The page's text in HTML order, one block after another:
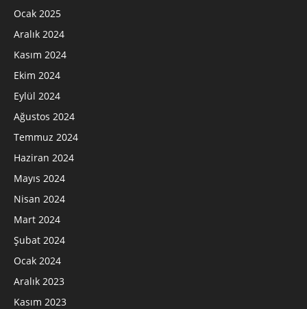
Ocak 2025
Aralık 2024
Kasım 2024
Ekim 2024
Eylül 2024
Ağustos 2024
Temmuz 2024
Haziran 2024
Mayıs 2024
Nisan 2024
Mart 2024
Şubat 2024
Ocak 2024
Aralık 2023
Kasım 2023